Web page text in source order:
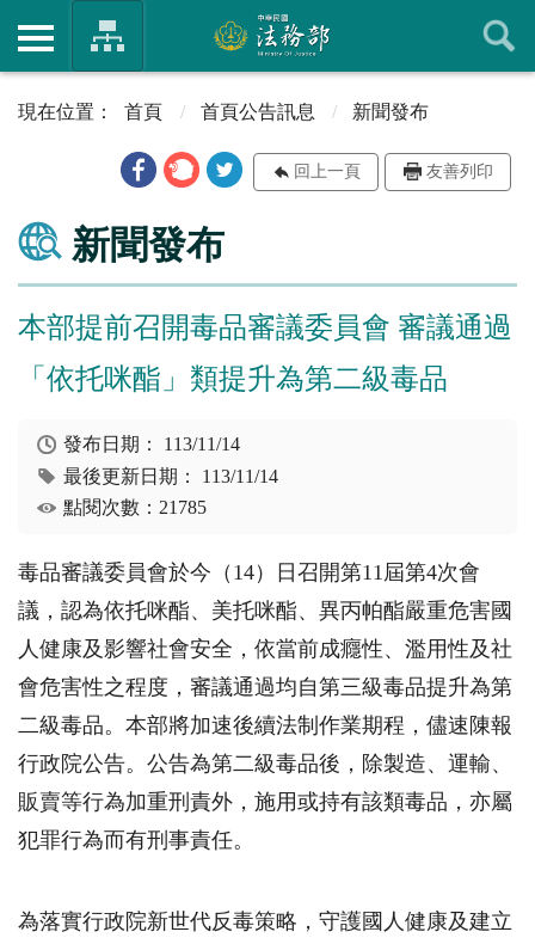
首頁 首頁公告訊息 新聞發布
回上一頁 友善列印
新聞發布
本部提前召開毒品審議委員會 審議通過
「依托咪酯」類提升為第二級毒品
發布日期： 113/11/14
最後更新日期： 113/11/14
點閱次數：21785
毒品審議委員會於今（ 14）日召開第11 屆第4次會
議，認為依托咪酯、美托咪酯、異丙帕酯嚴重危害國
人健康及影響社會安全，依當前成癮性、濫用性及社
會危害性之程度，審議通過均自第三級毒品提升為第
二級毒品。本部將加速後續法制作業期程，儘速陳報
行政院公告。公告為第二級毒品後，除製造、運輸、
販賣等行為加重刑責外，施用或持有該類毒品，亦屬
犯罪行為而有刑事責任。
為落實行政院新世代反毒策略，守護國人健康及建立